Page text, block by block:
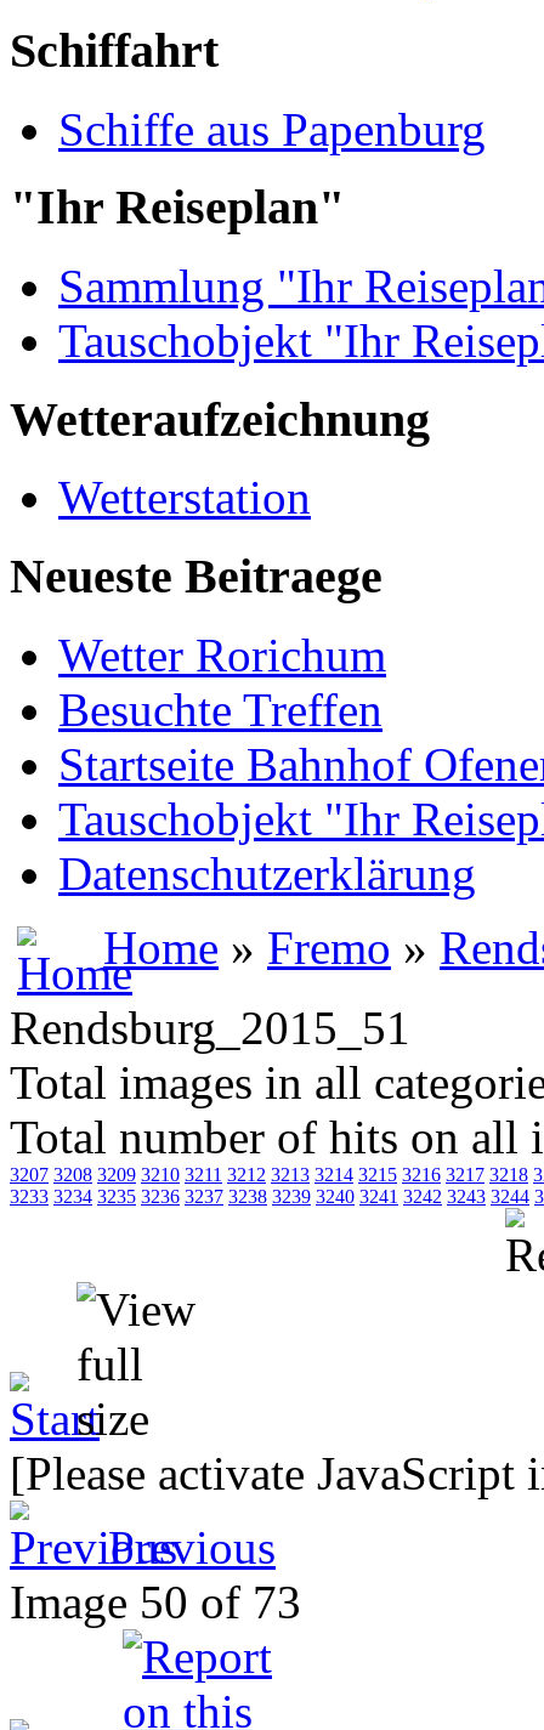
Schiffahrt
Schiffe aus Papenburg
"Ihr Reiseplan"
Sammlung "Ihr
Tauschobjekt "Ihr
Wetteraufzeichnung
Wetterstation
Neueste Beitraege
Wetter Rorichum
Besuchte Treffen
Startseite Bahnhof
Tauschobjekt "Ihr
Datenschutzerklärung
Home » Fremo »
Rendsburg_2015_51
Total images in all
Total number of hits on all
3207 3208 3209 3210 3211 3212 3213 3214 3215 3216 3217 3218
3233 3234 3235 3236 3237 3238 3239 3240 3241 3242 3243 3244
[Please activate
Previous
Image 50 of 73